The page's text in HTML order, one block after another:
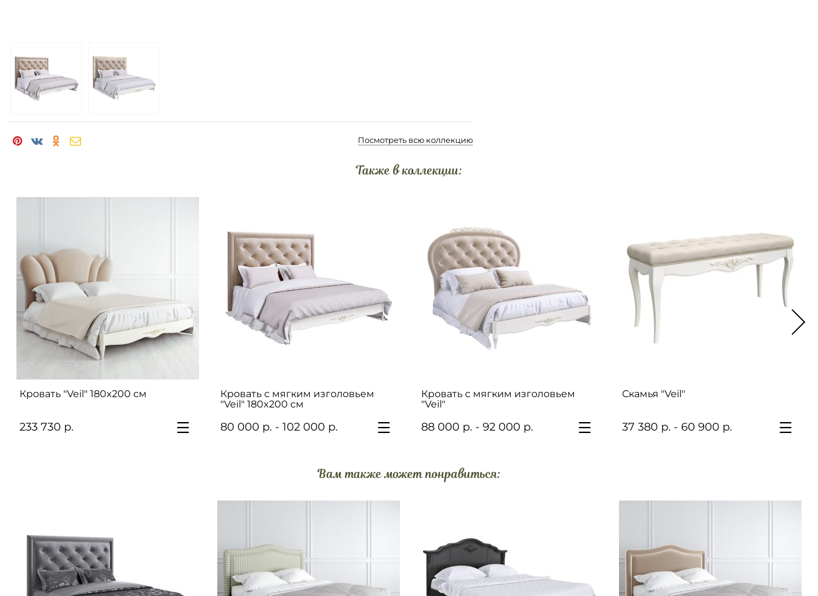
Посмотреть всю коллекцию
Также в коллекции:
Кровать "Veil" 180x200 см
233 730 р.
Кровать с мягким изголовьем
"Veil" 180x200 см
80 000 р. - 102 000 р.
Кровать с мягким изголовьем
"Veil"
88 000 р. - 92 000 р.
Скамья "Veil"
37 380 р. - 60 900 р.
Вам также может понравиться: